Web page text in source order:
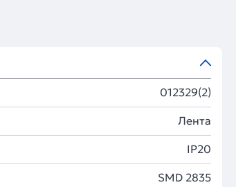
012329(2)
Лента
IP20
SMD 2835